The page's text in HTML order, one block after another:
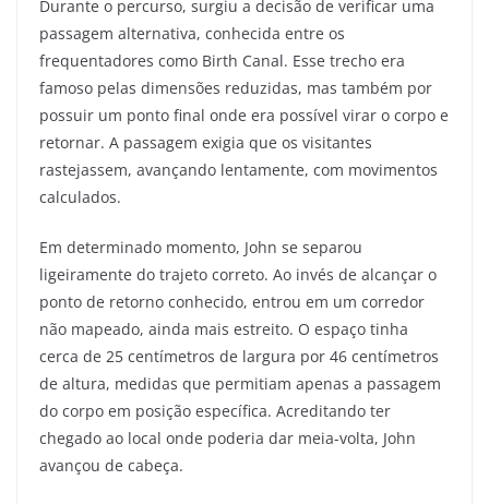
Durante o percurso, surgiu a decisão de verificar uma
passagem alternativa, conhecida entre os
frequentadores como Birth Canal. Esse trecho era
famoso pelas dimensões reduzidas, mas também por
possuir um ponto final onde era possível virar o corpo e
retornar. A passagem exigia que os visitantes
rastejassem, avançando lentamente, com movimentos
calculados.
Em determinado momento, John se separou
ligeiramente do trajeto correto. Ao invés de alcançar o
ponto de retorno conhecido, entrou em um corredor
não mapeado, ainda mais estreito. O espaço tinha
cerca de 25 centímetros de largura por 46 centímetros
de altura, medidas que permitiam apenas a passagem
do corpo em posição específica. Acreditando ter
chegado ao local onde poderia dar meia-volta, John
avançou de cabeça.